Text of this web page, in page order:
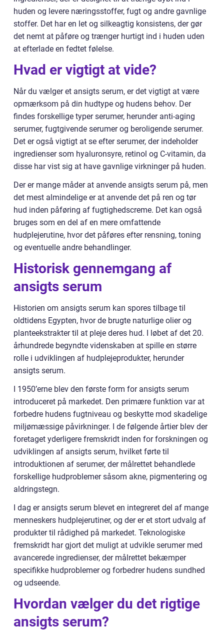
huden og levere næringsstoffer, fugt og andre gavnlige
stoffer. Det har en let og silkeagtig konsistens, der gør
det nemt at påføre og trænger hurtigt ind i huden uden
at efterlade en fedtet følelse.
Hvad er vigtigt at vide?
Når du vælger et ansigts serum, er det vigtigt at være
opmærksom på din hudtype og hudens behov. Der
findes forskellige typer serumer, herunder anti-aging
serumer, fugtgivende serumer og beroligende serumer.
Det er også vigtigt at se efter serumer, der indeholder
ingredienser som hyaluronsyre, retinol og C-vitamin, da
disse har vist sig at have gavnlige virkninger på huden.
Der er mange måder at anvende ansigts serum på, men
det mest almindelige er at anvende det på ren og tør
hud inden påføring af fugtighedscreme. Det kan også
bruges som en del af en mere omfattende
hudplejerutine, hvor det påføres efter rensning, toning
og eventuelle andre behandlinger.
Historisk gennemgang af
ansigts serum
Historien om ansigts serum kan spores tilbage til
oldtidens Egypten, hvor de brugte naturlige olier og
planteekstrakter til at pleje deres hud. I løbet af det 20.
århundrede begyndte videnskaben at spille en større
rolle i udviklingen af hudplejeprodukter, herunder
ansigts serum.
I 1950’erne blev den første form for ansigts serum
introduceret på markedet. Den primære funktion var at
forbedre hudens fugtniveau og beskytte mod skadelige
miljømæssige påvirkninger. I de følgende årtier blev der
foretaget yderligere fremskridt inden for forskningen og
udviklingen af ansigts serum, hvilket førte til
introduktionen af serumer, der målrettet behandlede
forskellige hudproblemer såsom akne, pigmentering og
aldringstegn.
I dag er ansigts serum blevet en integreret del af mange
menneskers hudplejerutiner, og der er et stort udvalg af
produkter til rådighed på markedet. Teknologiske
fremskridt har gjort det muligt at udvikle serumer med
avancerede ingredienser, der målrettet bekæmper
specifikke hudproblemer og forbedrer hudens sundhed
og udseende.
Hvordan vælger du det rigtige
ansigts serum?